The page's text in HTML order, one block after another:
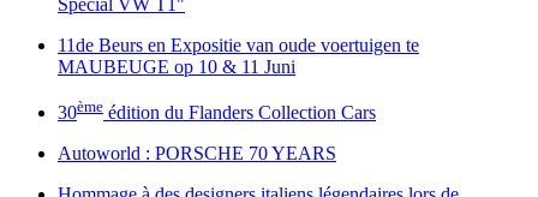
Spécial VW T1"
11de Beurs en Expositie van oude voertuigen te
MAUBEUGE op 10 & 11 Juni
30ème édition du Flanders Collection Cars
Autoworld : PORSCHE 70 YEARS